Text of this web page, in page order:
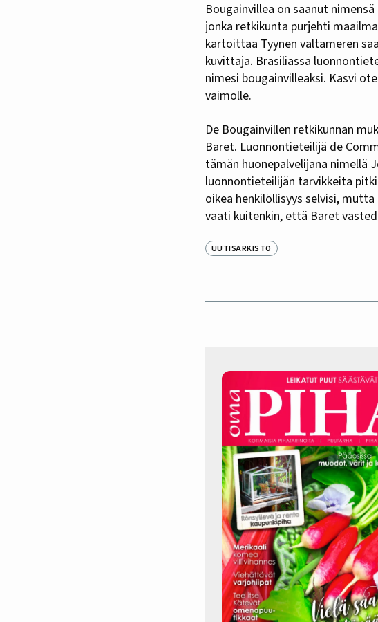
Bougainvillea on saanut
jonka retkikunta purjehti
kartoittaa Tyynen valtameren
kuvittaja. Brasiliassa
nimesi bougainvilleaksi. Kasvi
vaimolle.
De Bougainvillen retkikunnan
Baret. Luonnontieteilijä de
tämän huonepalvelijana nimellä
luonnontieteilijän tarvikkeita
oikea henkilöllisyys selvisi,
vaati kuitenkin, että Baret
UUTISARKISTO